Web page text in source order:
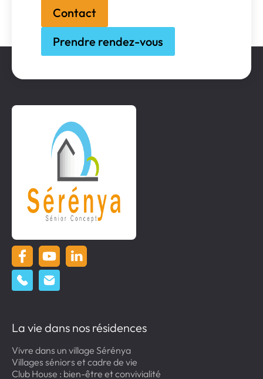
Contact
Prendre rendez-vous
La vie dans nos résidences
Vivre dans un village Sérénya
Villages séniors et cadre de vie
Club House : bien-être et convivialité